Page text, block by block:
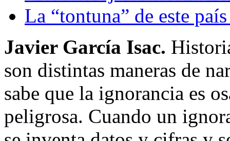
La “tontuna” de este
Javier García Isac.
son distintas maneras de
sabe que la ignorancia es
peligrosa. Cuando un